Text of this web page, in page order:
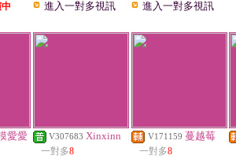
進入一對多視訊 進入一對多視訊
愛愛 V307683 Xinxinn
一對多8
V171159 蔓越莓
一對多8